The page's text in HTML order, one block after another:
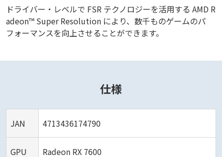
ドライバー・レベルで FSR テクノロジーを活用する AMD R
adeon™ Super Resolution により、数千ものゲームのパ
フォーマンスを向上させることができます。
仕様
JAN 4713436174790
GPU Radeon RX 7600